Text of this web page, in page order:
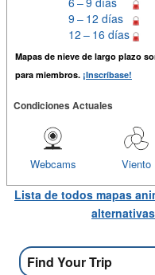
9 – 12 días
12 – 16 días
Mapas de nieve de largo plazo
para miembros. ¡Inscríbase!
Condiciones Actuales
Viento
Webcams
Lista de todos mapas
Find Your Trip